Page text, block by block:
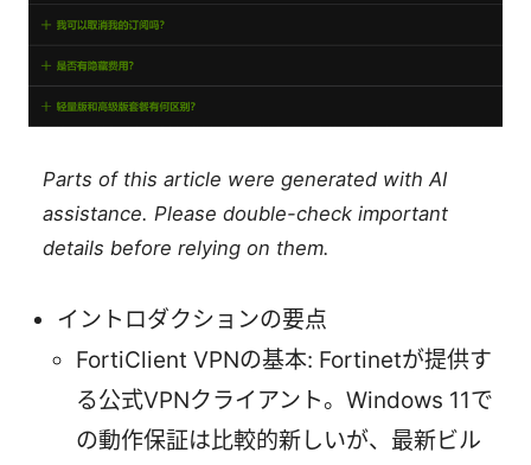
Parts of this article were generated with AI
assistance. Please double-check important
details before relying on them.
イントロダクションの要点
FortiClient VPNの基本: Fortinetが提供す
る公式VPNクライアント。Windows 11で
の動作保証は比較的新しいが、最新ビル